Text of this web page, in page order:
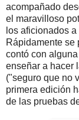
acompañado
el maravilloso
los aficionados
Rápidamente se
contó con
enseñar a hacer
("seguro que no
primera edición
de las pruebas